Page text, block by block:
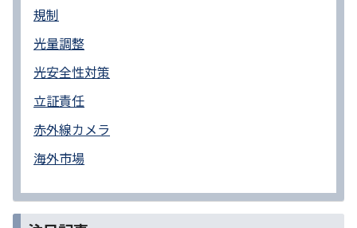
規制
光量調整
光安全性対策
立証責任
赤外線カメラ
海外市場